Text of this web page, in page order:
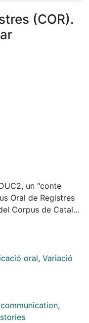
(COR).
un "conte
Oral de Registres
Corpus de Català
pel grup de
(GEV) amb la
variació dialectal,
directament al
o a
cccub).
oral, Variació
,